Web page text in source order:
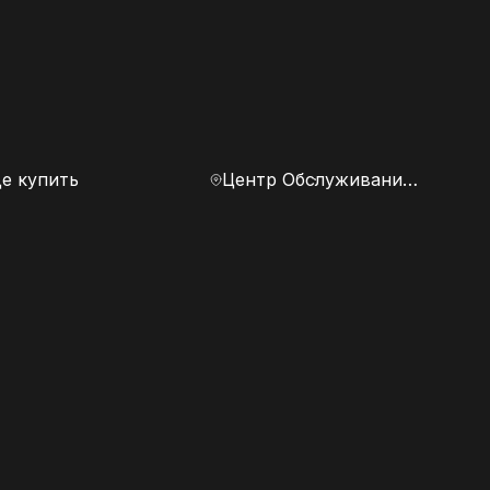
купить Центр Обслуживания Клиентов